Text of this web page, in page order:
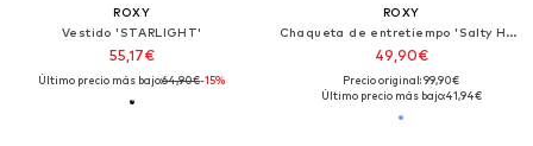
ROXY
Vestido 'STARLIGHT'
55,17€
Último precio más bajo:64,90€-15%
ROXY
Chaqueta de entretiempo 'Salty Horizon'
49,90€
Precio original: 99,90€
Último precio más bajo:41,94€